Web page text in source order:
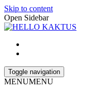
Skip to content
Open Sidebar
HELLO KAKTUS
Toggle navigation
MENUMENU